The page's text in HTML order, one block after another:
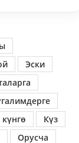
Эски
Күз
Орусча